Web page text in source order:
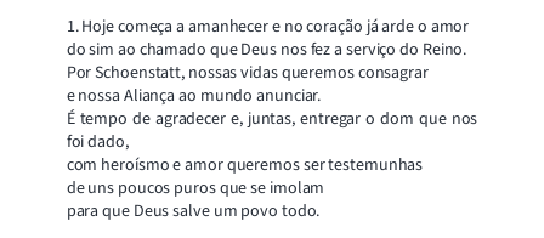
1. Hoje começa a amanhecer e no coração já arde o amor
do sim ao chamado que Deus nos fez a serviço do Reino.
Por Schoenstatt, nossas vidas queremos consagrar
e nossa Aliança ao mundo anunciar.
É tempo de agradecer e, juntas, entregar o dom que nos
foi dado,
com heroísmo e amor queremos ser testemunhas
de uns poucos puros que se imolam
para que Deus salve um povo todo.